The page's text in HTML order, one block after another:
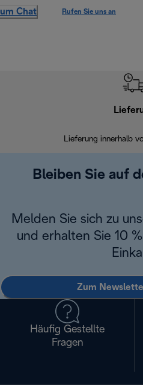
Chat Rufen Sie uns an
Lieferung innerhalb
Bleiben Sie auf
Melden Sie sich zu
und erhalten Sie 10
Zum
Häufig Gestellte
Fragen